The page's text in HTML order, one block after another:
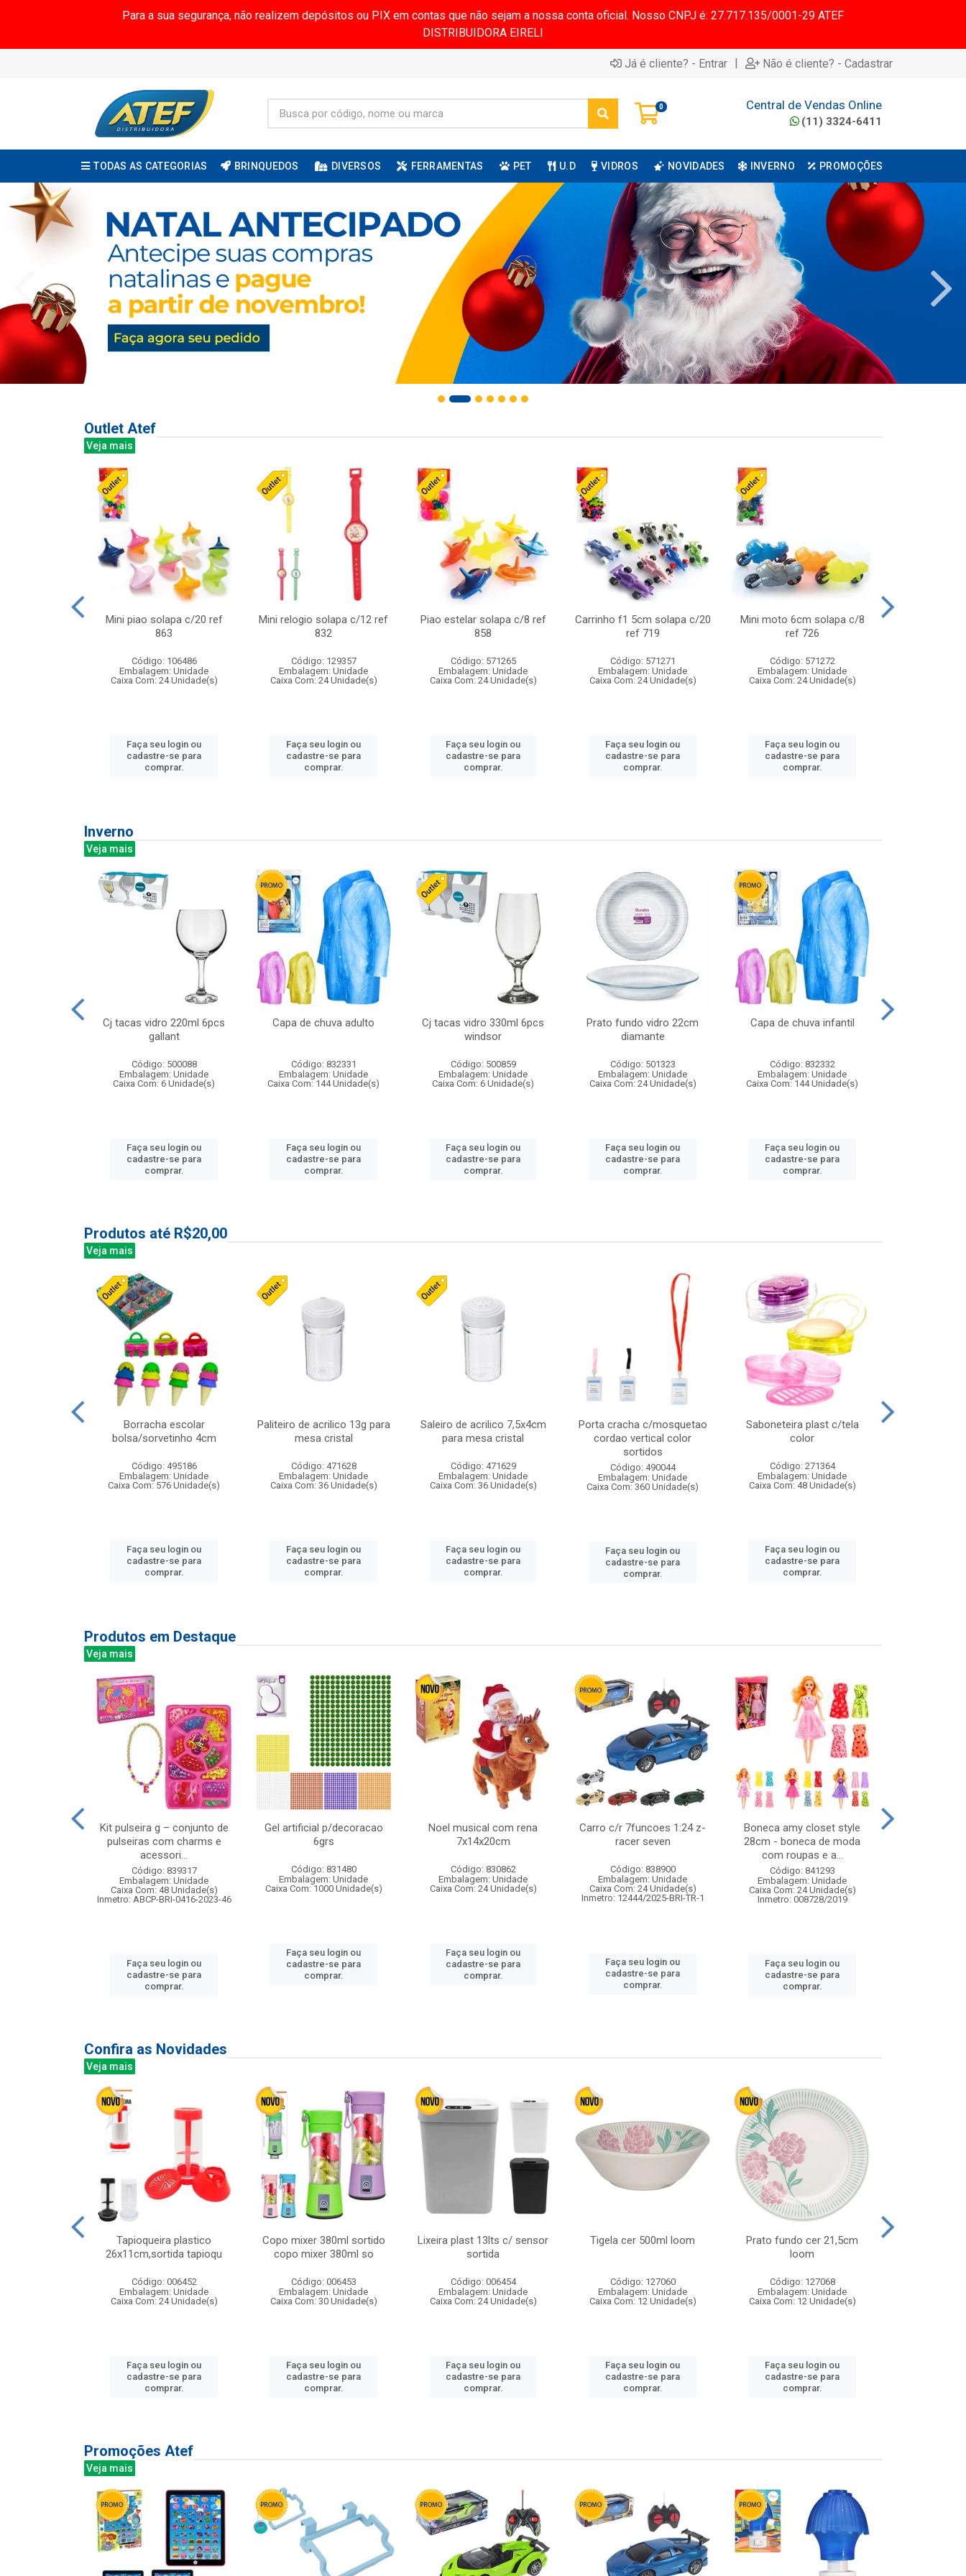
Para a sua segurança, não realizem depósitos ou PIX em contas que não sejam a nossa conta oficial. Nosso CNPJ é: 27.717.135/0001-29 ATEF
DISTRIBUIDORA EIRELI
Já é cliente? - Entrar | Não é cliente? - Cadastrar
0 Central de Vendas Online
(11) 3324-6411
TODAS AS CATEGORIAS BRINQUEDOS DIVERSOS FERRAMENTAS PET U.D VIDROS NOVIDADES INVERNO PROMOÇÕES
Outlet Atef
Veja mais
Mini piao solapa c/20 ref
863
Código: 106486
Embalagem: Unidade
Caixa Com: 24 Unidade(s)
Faça seu login ou
cadastre-se para
comprar.
Mini relogio solapa c/12 ref
832
Código: 129357
Embalagem: Unidade
Caixa Com: 24 Unidade(s)
Faça seu login ou
cadastre-se para
comprar.
Piao estelar solapa c/8 ref
858
Código: 571265
Embalagem: Unidade
Caixa Com: 24 Unidade(s)
Faça seu login ou
cadastre-se para
comprar.
Carrinho f1 5cm solapa c/20
ref 719
Código: 571271
Embalagem: Unidade
Caixa Com: 24 Unidade(s)
Faça seu login ou
cadastre-se para
comprar.
Mini moto 6cm solapa c/8
ref 726
Código: 571272
Embalagem: Unidade
Caixa Com: 24 Unidade(s)
Faça seu login ou
cadastre-se para
comprar.
Inverno
Veja mais
Cj tacas vidro 220ml 6pcs
gallant
Código: 500088
Embalagem: Unidade
Caixa Com: 6 Unidade(s)
Faça seu login ou
cadastre-se para
comprar.
Capa de chuva adulto
Código: 832331
Embalagem: Unidade
Caixa Com: 144 Unidade(s)
Faça seu login ou
cadastre-se para
comprar.
Cj tacas vidro 330ml 6pcs
windsor
Código: 500859
Embalagem: Unidade
Caixa Com: 6 Unidade(s)
Faça seu login ou
cadastre-se para
comprar.
Prato fundo vidro 22cm
diamante
Código: 501323
Embalagem: Unidade
Caixa Com: 24 Unidade(s)
Faça seu login ou
cadastre-se para
comprar.
Capa de chuva infantil
Código: 832332
Embalagem: Unidade
Caixa Com: 144 Unidade(s)
Faça seu login ou
cadastre-se para
comprar.
Produtos até R$20,00
Veja mais
Borracha escolar
bolsa/sorvetinho 4cm
Código: 495186
Embalagem: Unidade
Caixa Com: 576 Unidade(s)
Faça seu login ou
cadastre-se para
comprar.
Paliteiro de acrilico 13g para
mesa cristal
Código: 471628
Embalagem: Unidade
Caixa Com: 36 Unidade(s)
Faça seu login ou
cadastre-se para
comprar.
Saleiro de acrilico 7,5x4cm
para mesa cristal
Código: 471629
Embalagem: Unidade
Caixa Com: 36 Unidade(s)
Faça seu login ou
cadastre-se para
comprar.
Porta cracha c/mosquetao
cordao vertical color
sortidos
Código: 490044
Embalagem: Unidade
Caixa Com: 360 Unidade(s)
Faça seu login ou
cadastre-se para
comprar.
Saboneteira plast c/tela
color
Código: 271364
Embalagem: Unidade
Caixa Com: 48 Unidade(s)
Faça seu login ou
cadastre-se para
comprar.
Produtos em Destaque
Veja mais
Kit pulseira g – conjunto de
pulseiras com charms e
acessori...
Código: 839317
Embalagem: Unidade
Caixa Com: 48 Unidade(s)
Inmetro: ABCP-BRI-0416-2023-46
Faça seu login ou
cadastre-se para
comprar.
Gel artificial p/decoracao
6grs
Código: 831480
Embalagem: Unidade
Caixa Com: 1000 Unidade(s)
Faça seu login ou
cadastre-se para
comprar.
Noel musical com rena
7x14x20cm
Código: 830862
Embalagem: Unidade
Caixa Com: 24 Unidade(s)
Faça seu login ou
cadastre-se para
comprar.
Carro c/r 7funcoes 1:24 z-
racer seven
Código: 838900
Embalagem: Unidade
Caixa Com: 24 Unidade(s)
Inmetro: 12444/2025-BRI-TR-1
Faça seu login ou
cadastre-se para
comprar.
Boneca amy closet style
28cm - boneca de moda
com roupas e a...
Código: 841293
Embalagem: Unidade
Caixa Com: 24 Unidade(s)
Inmetro: 008728/2019
Faça seu login ou
cadastre-se para
comprar.
Confira as Novidades
Veja mais
Tapioqueira plastico
26x11cm,sortida tapioqu
Código: 006452
Embalagem: Unidade
Caixa Com: 24 Unidade(s)
Faça seu login ou
cadastre-se para
comprar.
Copo mixer 380ml sortido
copo mixer 380ml so
Código: 006453
Embalagem: Unidade
Caixa Com: 30 Unidade(s)
Faça seu login ou
cadastre-se para
comprar.
Lixeira plast 13lts c/ sensor
sortida
Código: 006454
Embalagem: Unidade
Caixa Com: 24 Unidade(s)
Faça seu login ou
cadastre-se para
comprar.
Tigela cer 500ml loom
Código: 127060
Embalagem: Unidade
Caixa Com: 12 Unidade(s)
Faça seu login ou
cadastre-se para
comprar.
Prato fundo cer 21,5cm
loom
Código: 127068
Embalagem: Unidade
Caixa Com: 12 Unidade(s)
Faça seu login ou
cadastre-se para
comprar.
Promoções Atef
Veja mais